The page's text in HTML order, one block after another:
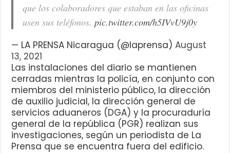
que los colaboradores que estaban en las oficinas
usen sus teléfonos.pic.twitter.com/h5IVvU9j0y
— LA PRENSA Nicaragua (@laprensa)August
13, 2021
Las instalaciones del diario se mantienen
cerradas mientras la policía, en conjunto con
miembros del ministerio público, la dirección
de auxilio judicial, la dirección general de
servicios aduaneros (DGA) y la procuraduría
general de la república (PGR) realizan sus
investigaciones, según un periodista de La
Prensa que se encuentra fuera del edificio.